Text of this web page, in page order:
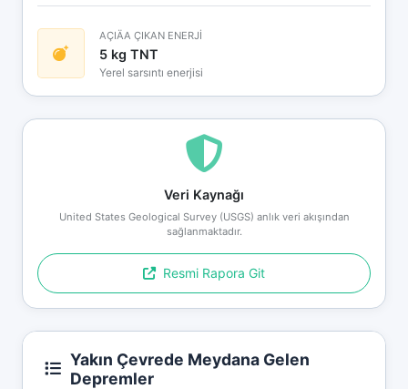
AÇIÄA ÇIKAN ENERJİ
5 kg TNT
Yerel sarsıntı enerjisi
Veri Kaynağı
United States Geological Survey (USGS) anlık veri akışından
sağlanmaktadır.
Resmi Rapora Git
Yakın Çevrede Meydana Gelen
Depremler